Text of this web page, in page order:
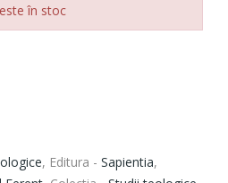
în stoc
, Editura - Sapientia,